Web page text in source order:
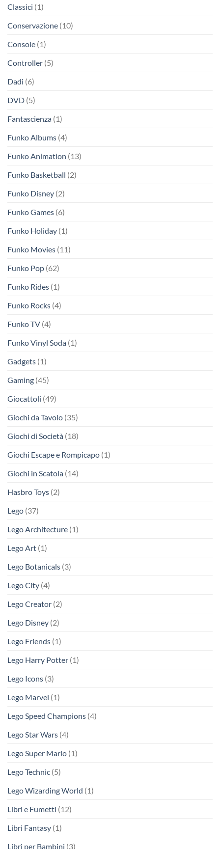
Classici (1)
Conservazione (10)
Console (1)
Controller (5)
Dadi (6)
DVD (5)
Fantascienza (1)
Funko Albums (4)
Funko Animation (13)
Funko Basketball (2)
Funko Disney (2)
Funko Games (6)
Funko Holiday (1)
Funko Movies (11)
Funko Pop (62)
Funko Rides (1)
Funko Rocks (4)
Funko TV (4)
Funko Vinyl Soda (1)
Gadgets (1)
Gaming (45)
Giocattoli (49)
Giochi da Tavolo (35)
Giochi di Società (18)
Giochi Escape e Rompicapo (1)
Giochi in Scatola (14)
Hasbro Toys (2)
Lego (37)
Lego Architecture (1)
Lego Art (1)
Lego Botanicals (3)
Lego City (4)
Lego Creator (2)
Lego Disney (2)
Lego Friends (1)
Lego Harry Potter (1)
Lego Icons (3)
Lego Marvel (1)
Lego Speed Champions (4)
Lego Star Wars (4)
Lego Super Mario (1)
Lego Technic (5)
Lego Wizarding World (1)
Libri e Fumetti (12)
Libri Fantasy (1)
Libri per Bambini (3)